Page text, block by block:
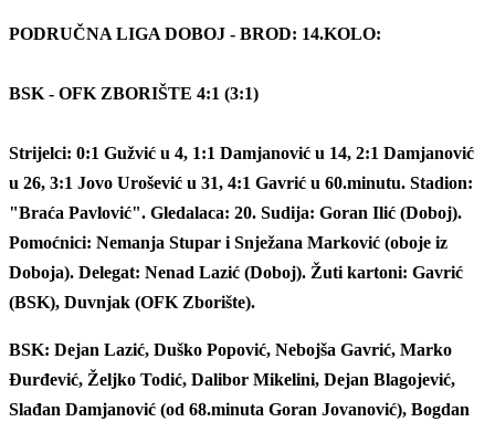
PODRUČNA LIGA DOBOJ - BROD: 14.KOLO:
BSK - OFK ZBORIŠTE 4:1 (3:1)
Strijelci: 0:1 Gužvić u 4, 1:1 Damjanović u 14, 2:1 Damjanović
u 26, 3:1 Jovo Urošević u 31, 4:1 Gavrić u 60.minutu. Stadion:
"Braća Pavlović". Gledalaca: 20. Sudija: Goran Ilić (Doboj).
Pomoćnici: Nemanja Stupar i Snježana Marković (oboje iz
Doboja). Delegat: Nenad Lazić (Doboj). Žuti kartoni: Gavrić
(BSK), Duvnjak (OFK Zborište).
BSK: Dejan Lazić, Duško Popović, Nebojša Gavrić, Marko
Đurđević, Željko Todić, Dalibor Mikelini, Dejan Blagojević,
Slađan Damjanović (od 68.minuta Goran Jovanović), Bogdan